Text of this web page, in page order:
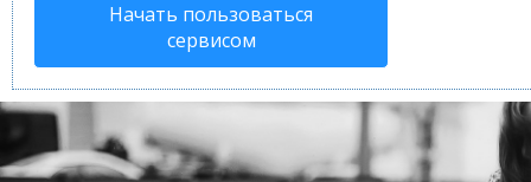
Начать пользоваться
сервисом